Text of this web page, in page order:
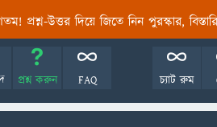
প্রশ্ন-উত্তর দিয়ে জিতে নিন পুরস্কার,
প্রশ্ন করুন FAQ চ্যাট রুম